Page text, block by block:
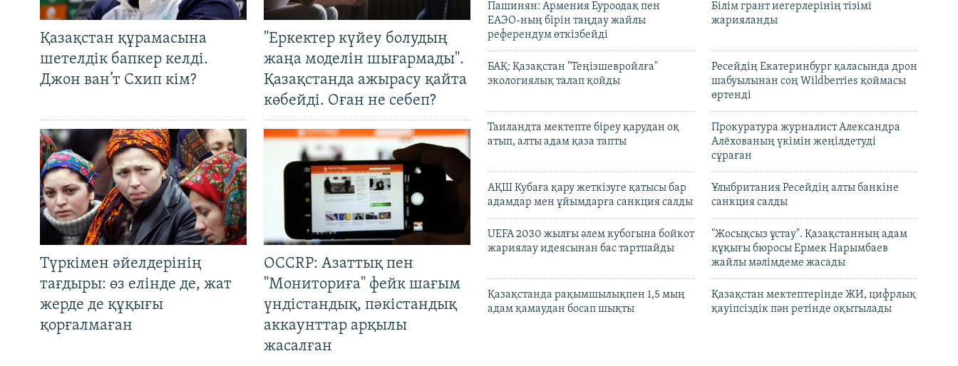
Қазақстан құрамасына
шетелдік бапкер келді.
Джон ван’т Схип кім?
"Еркектер күйеу болудың
жаңа моделін шығармады".
Қазақстанда ажырасу қайта
көбейді. Оған не себеп?
Түркімен әйелдерінің
тағдыры: өз елінде де, жат
жерде де құқығы
қорғалмаған
OCCRP: Азаттық пен
"Мониториға" фейк шағым
үндістандық, пәкістандық
аккаунттар арқылы
жасалған
Пашинян: Армения Еуроодақ пен
ЕАЭО-ның бірін таңдау жайлы
референдум өткізбейді
Білім грант иегерлерінің тізімі
жарияланды
БАҚ: Қазақстан "Теңізшевройлға"
экологиялық талап қойды
Ресейдің Екатеринбург қаласында дрон
шабуылынан соң Wildberries қоймасы
өртенді
Таиландта мектепте біреу қарудан оқ
атып, алты адам қаза тапты
Прокуратура журналист Александра
Алёхованың үкімін жеңілдетуді
сұраған
АҚШ Кубаға қару жеткізуге қатысы бар
адамдар мен ұйымдарға санкция салды
Ұлыбритания Ресейдің алты банкіне
санкция салды
UEFA 2030 жылғы әлем кубогына бойкот
жариялау идеясынан бас тартпайды
"Жосықсыз ұстау". Қазақстанның адам
құқығы бюросы Ермек Нарымбаев
жайлы мәлімдеме жасады
Қазақстанда рақымшылықпен 1,5 мың
адам қамаудан босап шықты
Қазақстан мектептерінде ЖИ, цифрлық
қауіпсіздік пән ретінде оқытылады